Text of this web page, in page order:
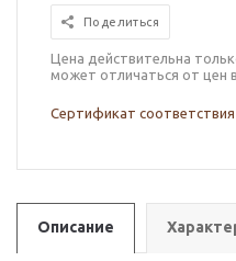
Поделиться
Цена действительна
может отличаться от цен
Сертификат соответствия
Описание